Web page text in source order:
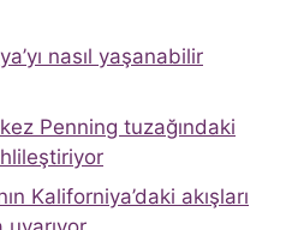
nasıl yaşanabilir
Penning tuzağındaki
Kaliforniya’daki akışları